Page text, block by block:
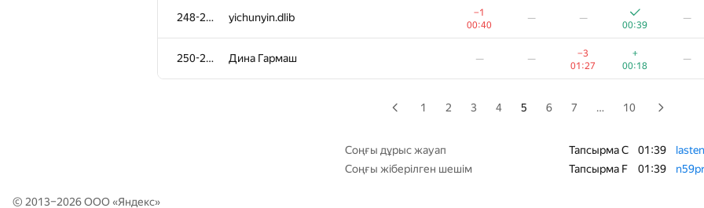
248-249 yichunyin.dlib
−1
00:40
— —
00:39
—
250-251 Дина Гармаш — —
−3
01:27
+
00:18
—
214 KochetovK
−5
01:39
00:23
215 sdryapko1
00:59
—
00:04
— —
1 2 3 4 5 6 7 … 10
Соңғы дұрыс жауап Тапсырма C 01:39
Соңғы жіберілген шешім
Тапсырма F 01:39
© 2013–2026 ООО «Яндекс»